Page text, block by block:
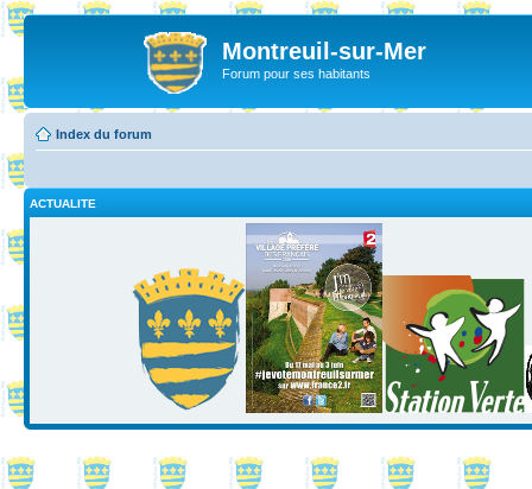
Montreuil-sur-Mer
Forum pour ses habitants
Index du forum
ACTUALITE